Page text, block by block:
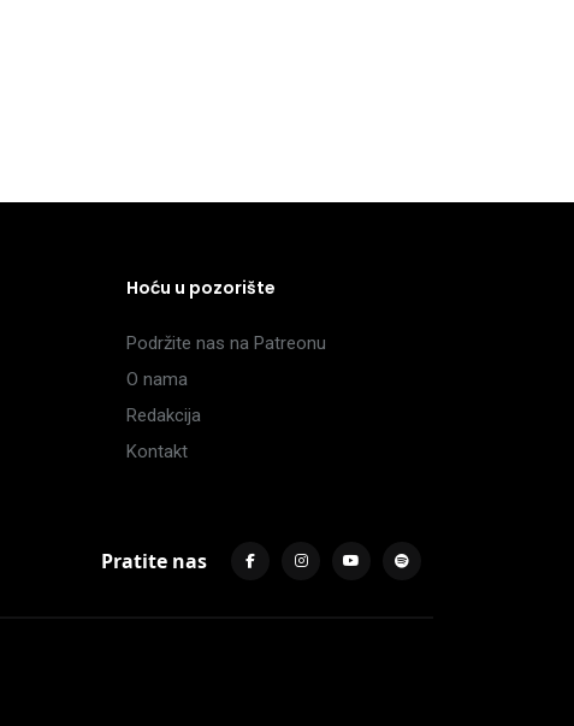
Hoću u pozorište
Podržite nas na Patreonu
O nama
Redakcija
Kontakt
Pratite nas